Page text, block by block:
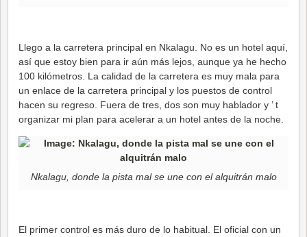
Llego a la carretera principal en Nkalagu. No es un hotel aquí,
así que estoy bien para ir aún más lejos, aunque ya he hecho
100 kilómetros. La calidad de la carretera es muy mala para
un enlace de la carretera principal y los puestos de control
hacen su regreso. Fuera de tres, dos son muy hablador y ’ t
organizar mi plan para acelerar a un hotel antes de la noche.
Nkalagu, donde la pista mal se une con el alquitrán malo
El primer control es más duro de lo habitual. El oficial con un